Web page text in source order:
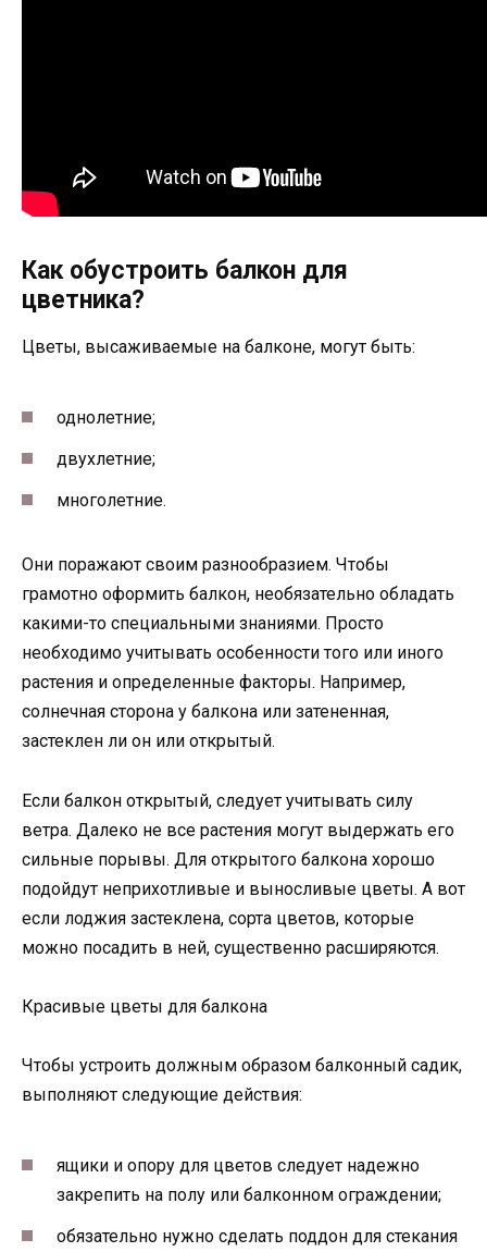
Как обустроить балкон для
цветника?
Цветы, высаживаемые на балконе, могут быть:
однолетние;
двухлетние;
многолетние.
Они поражают своим разнообразием. Чтобы
грамотно оформить балкон, необязательно обладать
какими-то специальными знаниями. Просто
необходимо учитывать особенности того или иного
растения и определенные факторы. Например,
солнечная сторона у балкона или затененная,
застеклен ли он или открытый.
Если балкон открытый, следует учитывать силу
ветра. Далеко не все растения могут выдержать его
сильные порывы. Для открытого балкона хорошо
подойдут неприхотливые и выносливые цветы. А вот
если лоджия застеклена, сорта цветов, которые
можно посадить в ней, существенно расширяются.
Красивые цветы для балкона
Чтобы устроить должным образом балконный садик,
выполняют следующие действия:
ящики и опору для цветов следует надежно
закрепить на полу или балконном ограждении;
обязательно нужно сделать поддон для стекания